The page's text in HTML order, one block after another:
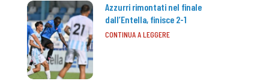
Azzurri rimontati nel finale
dall’Entella, finisce 2-1
CONTINUA A LEGGERE